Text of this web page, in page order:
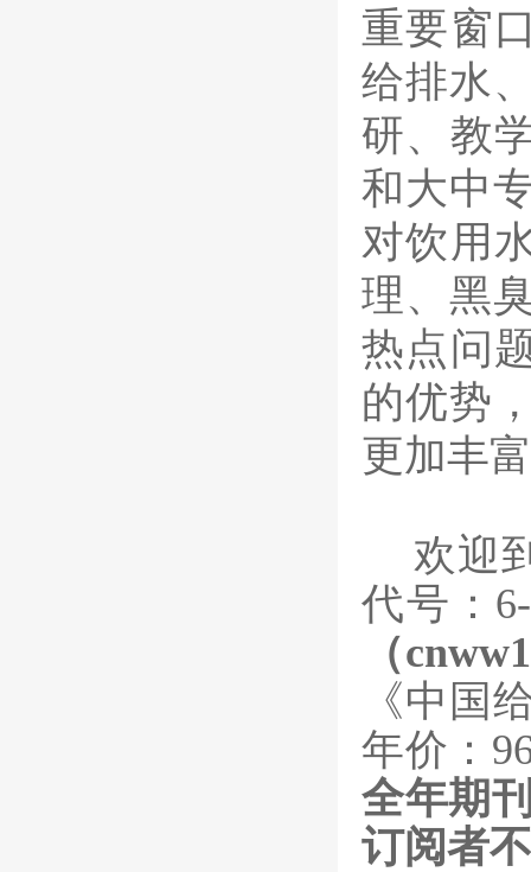
重要窗
给排水
研、教
和大中
对饮用
理、黑
热点问
的优势
更加丰
欢迎
代号：
（
《中国
年价：
全年期
订阅者